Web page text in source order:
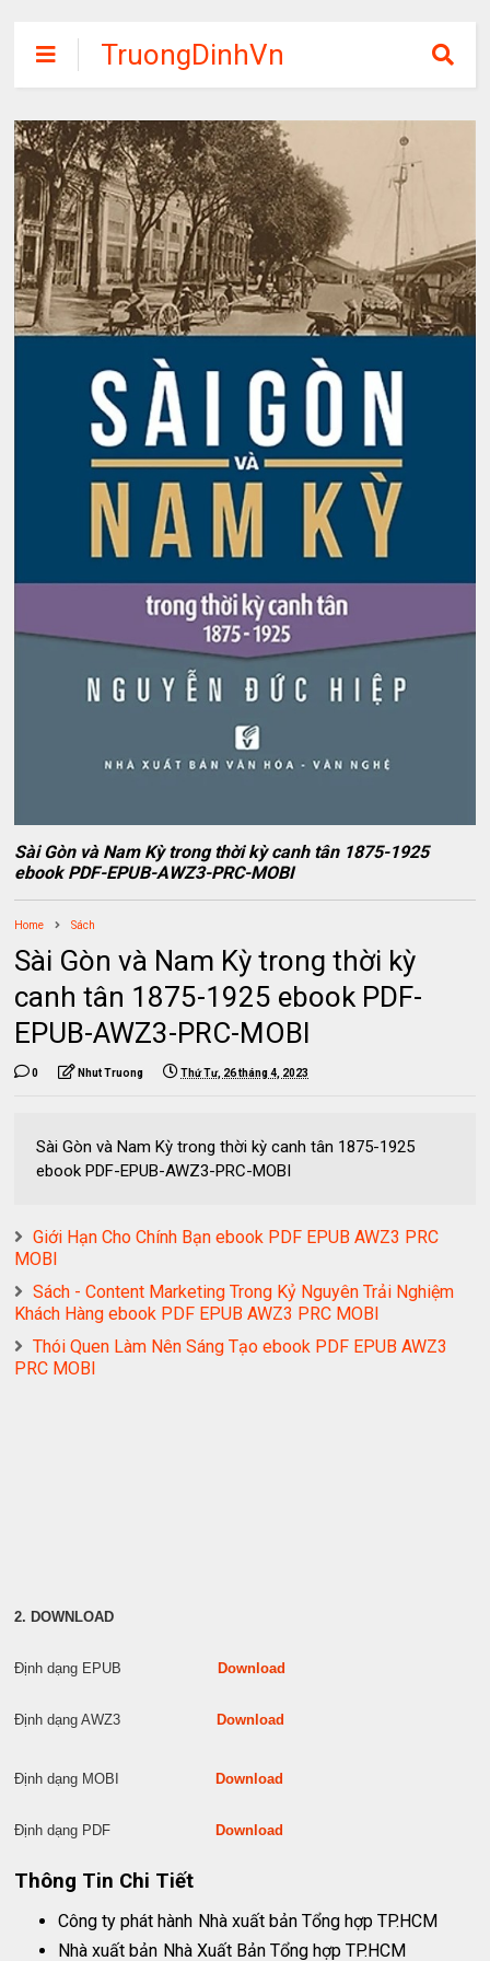
TruongDinhVn
Chia sẽ ebook,
các khóa học,
phần mềm học
tập miễn phí
Sài Gòn và Nam Kỳ trong thời kỳ canh tân 1875-1925
ebook PDF-EPUB-AWZ3-PRC-MOBI
Home Sách
Sài Gòn và Nam Kỳ trong thời kỳ
canh tân 1875-1925 ebook PDF-
EPUB-AWZ3-PRC-MOBI
0 Nhut Truong Thứ Tư, 26 tháng 4, 2023
Sài Gòn và Nam Kỳ trong thời kỳ canh tân 1875-1925
ebook PDF-EPUB-AWZ3-PRC-MOBI
Giới Hạn Cho Chính Bạn ebook PDF EPUB AWZ3 PRC
MOBI
Sách - Content Marketing Trong Kỷ Nguyên Trải Nghiệm
Khách Hàng ebook PDF EPUB AWZ3 PRC MOBI
Thói Quen Làm Nên Sáng Tạo ebook PDF EPUB AWZ3
PRC MOBI
2. DOWNLOAD
Định dạng EPUBDownload
Định dạng AWZ3Download
Định dạng MOBIDownload
Định dạng PDFDownload
Thông Tin Chi Tiết
Công ty phát hành Nhà xuất bản Tổng hợp TP.HCM
Nhà xuất bản Nhà Xuất Bản Tổng hợp TP.HCM